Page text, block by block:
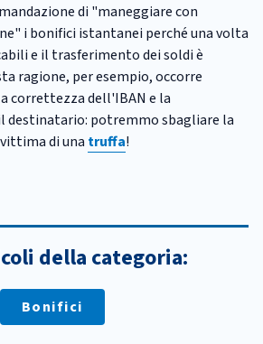
di "maneggiare con
i bonifici istantanei perché una volta
e il trasferimento dei soldi è
ragione, per esempio, occorre
correttezza dell'IBAN e la
destinatario: potremmo sbagliare la
di una truffa!
della categoria:
Bonifici